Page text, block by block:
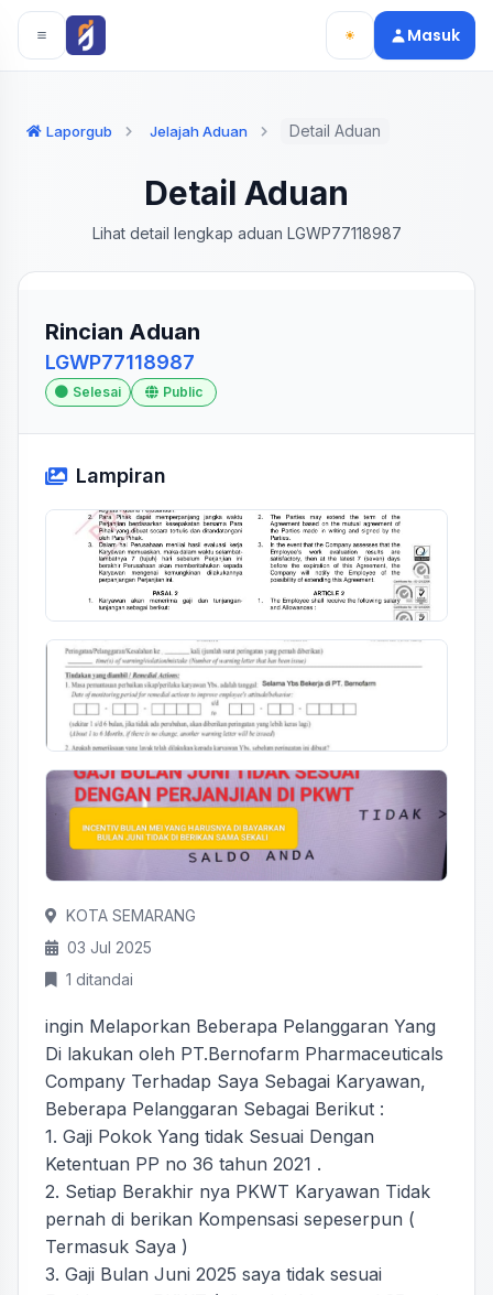
Langsung ke konten utama
Langsung ke navigasi
Masuk
Laporgub Jelajah Aduan Detail Aduan
Detail Aduan
Lihat detail lengkap aduan LGWP77118987
Rincian Aduan
LGWP77118987
Selesai Public
Lampiran
KOTA SEMARANG
03 Jul 2025
1 ditandai
ingin Melaporkan Beberapa Pelanggaran Yang
Di lakukan oleh PT.Bernofarm Pharmaceuticals
Company Terhadap Saya Sebagai Karyawan,
Beberapa Pelanggaran Sebagai Berikut :
1. Gaji Pokok Yang tidak Sesuai Dengan
Ketentuan PP no 36 tahun 2021 .
2. Setiap Berakhir nya PKWT Karyawan Tidak
pernah di berikan Kompensasi sepeserpun (
Termasuk Saya )
3. Gaji Bulan Juni 2025 saya tidak sesuai